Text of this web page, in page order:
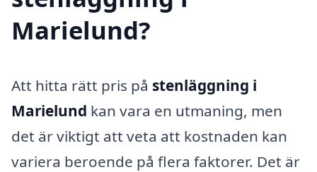
Marielund?
Att hitta rätt pris på stenläggning i
Marielund kan vara en utmaning, men
det är viktigt att veta att kostnaden kan
variera beroende på flera faktorer. Det är